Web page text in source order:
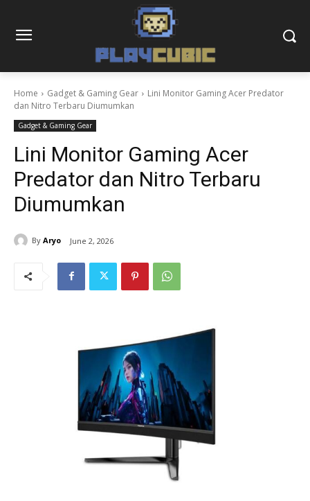
Home Gadget & Gaming Gear
Lini Monitor Gaming Acer Predator
dan Nitro Terbaru Diumumkan
Gadget & Gaming Gear
Lini Monitor Gaming Acer
Predator dan Nitro Terbaru
Diumumkan
By Aryo June 2, 2026